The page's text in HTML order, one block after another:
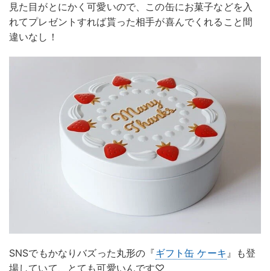
見た目がとにかく可愛いので、この缶にお菓子などを入
れてプレゼントすれば貰った相手が喜んでくれること間
違いなし！
SNSでもかなりバズった丸形の『ギフト缶 ケーキ 』も登
場していて、とても可愛いんです♡